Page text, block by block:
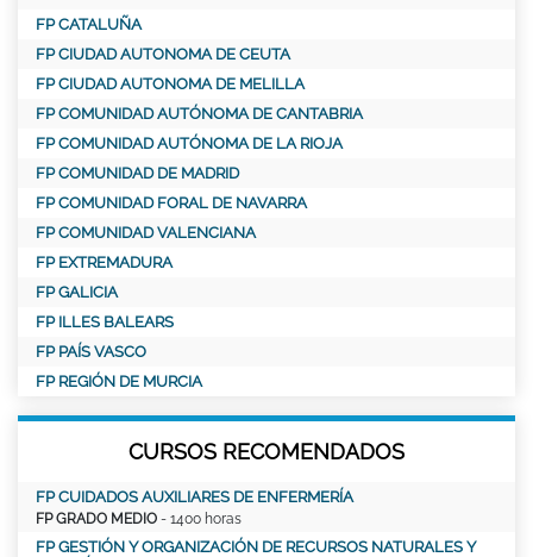
FP CATALUÑA
FP CIUDAD AUTONOMA DE CEUTA
FP CIUDAD AUTONOMA DE MELILLA
FP COMUNIDAD AUTÓNOMA DE CANTABRIA
FP COMUNIDAD AUTÓNOMA DE LA RIOJA
FP COMUNIDAD DE MADRID
FP COMUNIDAD FORAL DE NAVARRA
FP COMUNIDAD VALENCIANA
FP EXTREMADURA
FP GALICIA
FP ILLES BALEARS
FP PAÍS VASCO
FP REGIÓN DE MURCIA
CURSOS RECOMENDADOS
FP CUIDADOS AUXILIARES DE ENFERMERÍA
FP GRADO MEDIO - 1400 horas
FP GESTIÓN Y ORGANIZACIÓN DE RECURSOS NATURALES Y